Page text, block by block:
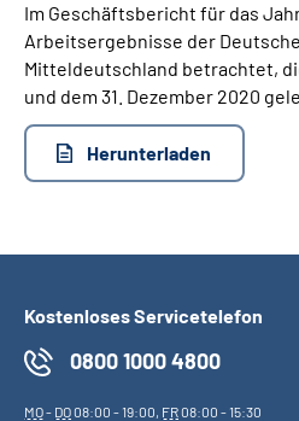
Im Geschäftsbericht für das
Arbeitsergebnisse der
Mitteldeutschland betrachtet,
und dem 31. Dezember 2020
Herunterladen
Kostenloses Servicetelefon
0800 1000 4800
MO- DO08:00 - 19:00, FR08:00 - 15:30